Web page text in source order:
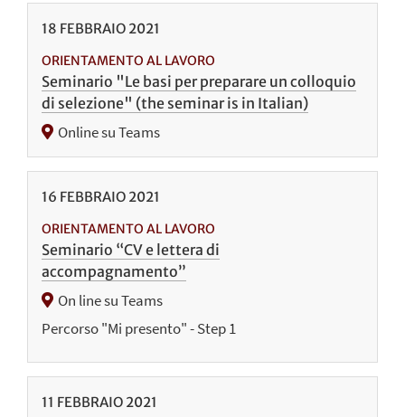
18 FEBBRAIO 2021
ORIENTAMENTO AL LAVORO
Seminario "Le basi per preparare un colloquio
di selezione" (the seminar is in Italian)
Online su Teams
16 FEBBRAIO 2021
ORIENTAMENTO AL LAVORO
Seminario “CV e lettera di
accompagnamento”
On line su Teams
Percorso "Mi presento" - Step 1
11 FEBBRAIO 2021